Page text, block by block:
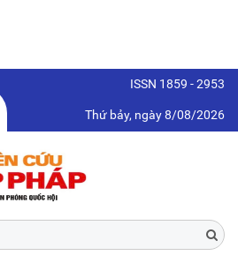
ISSN 1859 - 2953
Thứ bảy, ngày 8/08/2026